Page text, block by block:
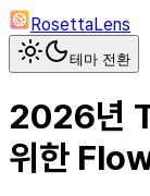
RosettaLens
테마 전환
2026년
위한